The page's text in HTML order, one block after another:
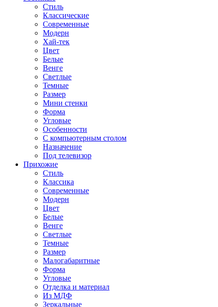
Стиль
Классические
Современные
Модерн
Хай-тек
Цвет
Белые
Венге
Светлые
Темные
Размер
Мини стенки
Форма
Угловые
Особенности
С компьютерным столом
Назначение
Под телевизор
Прихожие
Стиль
Классика
Современные
Модерн
Цвет
Белые
Венге
Светлые
Темные
Размер
Малогабаритные
Форма
Угловые
Отделка и материал
Из МДФ
Зеркальные